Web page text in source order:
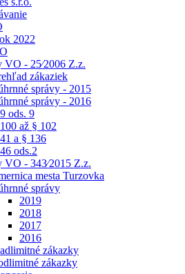
2022
VO - 25⁄2006 Z.z.
zákaziek
správy - 2015
správy - 2016
ods. 9
až § 102
a § 136
ods.2
VO - 343⁄2015 Z.z.
mesta Turzovka
správy
2019
2018
2017
2016
zákazky
zákazky